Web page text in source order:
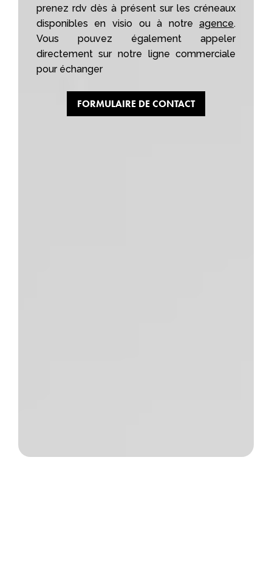
prenez rdv dès à présent sur les créneaux
disponibles en visio ou à notreagence.
Vous pouvez également appeler
directement sur notre ligne commerciale
pour échanger
FORMULAIRE DE CONTACT